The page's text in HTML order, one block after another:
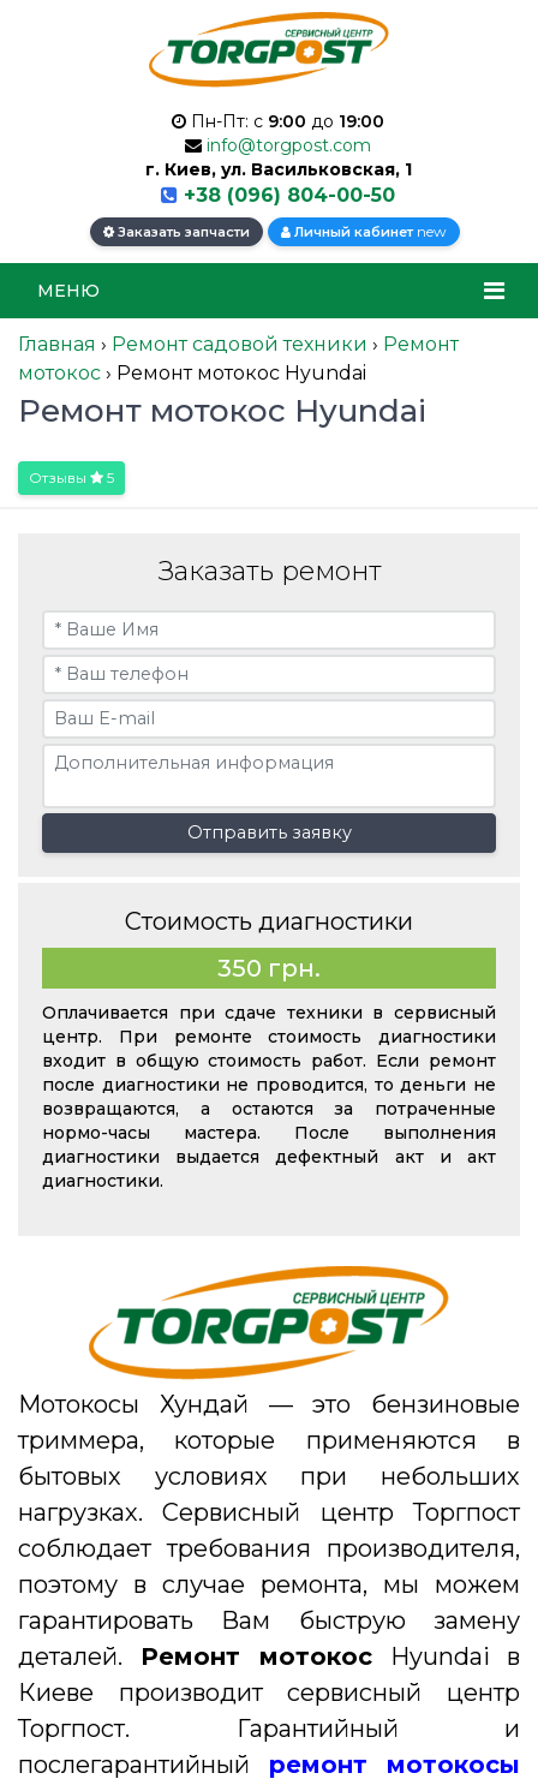
Пн-Пт: с 9:00 до 19:00
info@torgpost.com
г. Киев, ул. Васильковская, 1
+38 (096) 804-00-50
Заказать запчасти Личный кабинет new
МЕНЮ
Главная › Ремонт садовой техники › Ремонт
мотокос › Ремонт мотокос Hyundai
Ремонт мотокос Hyundai
Отзывы 5
Мотокосы Хундай — это бензиновые
триммера, которые применяются в
бытовых условиях при небольших
нагрузках. Сервисный центр Торгпост
соблюдает требования производителя,
поэтому в случае ремонта, мы можем
гарантировать Вам быструю замену
деталей. Ремонт мотокос
Hyundai в
Киеве производит сервисный центр
Торгпост. Гарантийный и
послегарантийный ремонт мотокосы
Заказать ремонт
Отправить заявку
Стоимость диагностики
350 грн.
Оплачивается при сдаче техники в сервисный
центр. При ремонте стоимость диагностики
входит в общую стоимость работ. Если ремонт
после диагностики не проводится, то деньги не
возвращаются, а остаются за потраченные
нормо-часы мастера. После выполнения
диагностики выдается дефектный акт и акт
диагностики.